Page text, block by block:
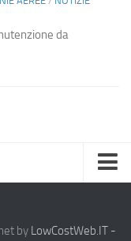
da
by LowCostWeb.IT -